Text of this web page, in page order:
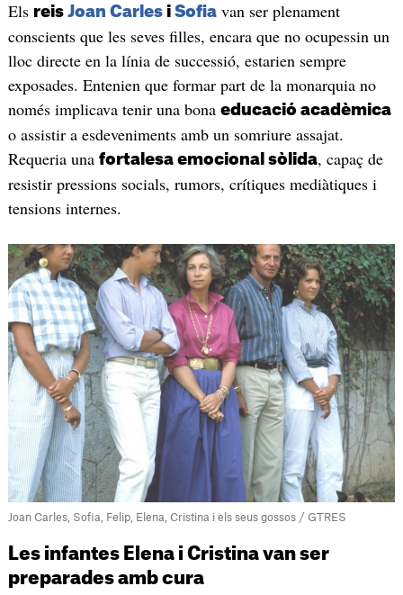
Els reis Joan Carlesi Sofiavan ser plenament
conscients que les seves filles, encara que no ocupessin un
lloc directe en la línia de successió, estarien sempre
exposades. Entenien que formar part de la monarquia no
només implicava tenir una bona educació acadèmica
o assistir a esdeveniments amb un somriure assajat.
Requeria una fortalesa emocional sòlida, capaç de
resistir pressions socials, rumors, crítiques mediàtiques i
tensions internes.
Joan Carles, Sofia, Felip, Elena, Cristina i els seus gossos / GTRES
Les infantes Elena i Cristina van ser
preparades amb cura